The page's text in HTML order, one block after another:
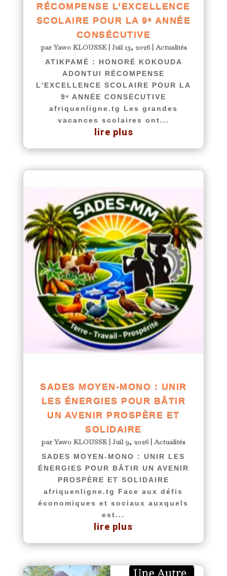
RÉCOMPENSE L’EXCELLENCE
SCOLAIRE POUR LA 9ᵉ ANNÉE
CONSÉCUTIVE
parYawo KLOUSSE| Juil 13, 2026|Actualités
ATIKPAMÉ : HONORÉ KOKOUDA
ADONTUI RÉCOMPENSE
L'EXCELLENCE SCOLAIRE POUR LA
9ᵉ ANNÉE CONSÉCUTIVE
afriquenligne.tg Les grandes
vacances scolaires ont...
lire plus
SADES MOYEN-MONO : UNIR
LES ÉNERGIES POUR BÂTIR
UN AVENIR PROSPÈRE ET
SOLIDAIRE
parYawo KLOUSSE |Juil 9, 2026|Actualités
SADES MOYEN-MONO : UNIR LES
ÉNERGIES POUR BÂTIR UN AVENIR
PROSPÈRE ET SOLIDAIRE
afriquenligne.tg Face aux défis
économiques et sociaux auxquels
est...
lire plus